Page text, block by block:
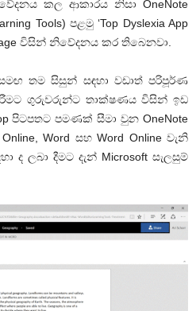
කල ආකාරය නිසා OneNote
Tools) පළමු ‘Top Dyslexia App
විසින් නිවේදනය කර තිබෙනවා.
තම සිසුන් සඳහා වඩාත් පරිපූර්ණ
ගුරුවරුන්ට තාක්ෂණය විසින් ඉඩ
පිටපතට පමණක් සීමා වුන OneNote
Word සහ Word Online වැනි
ද ලබා දීමට දැන් Microsoft සැලසුම්